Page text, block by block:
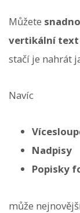
Můžete
vertikální text
stačí je nahrát
Navíc
Nadpisy
Popisky
může